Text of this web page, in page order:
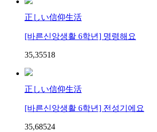
正しい信仰生活
[바른신앙생활 6학년] 명령해요
35,35518
正しい信仰生活
[바른신앙생활 6학년] 전성기에요
35,68524